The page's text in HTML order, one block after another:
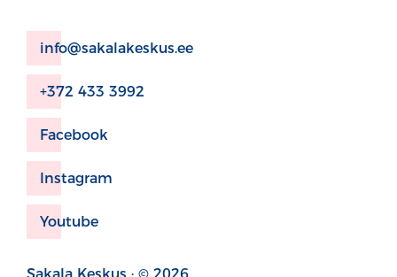
info@sakalakeskus.ee
+372 433 3992
Facebook
Instagram
Youtube